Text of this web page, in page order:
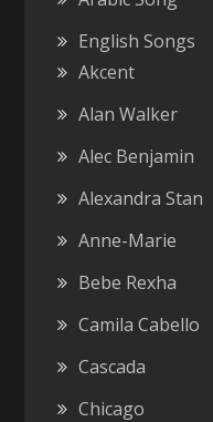
English Songs
Akcent
Alan Walker
Alec Benjamin
Alexandra Stan
Anne-Marie
Bebe Rexha
Camila Cabello
Cascada
Chicago